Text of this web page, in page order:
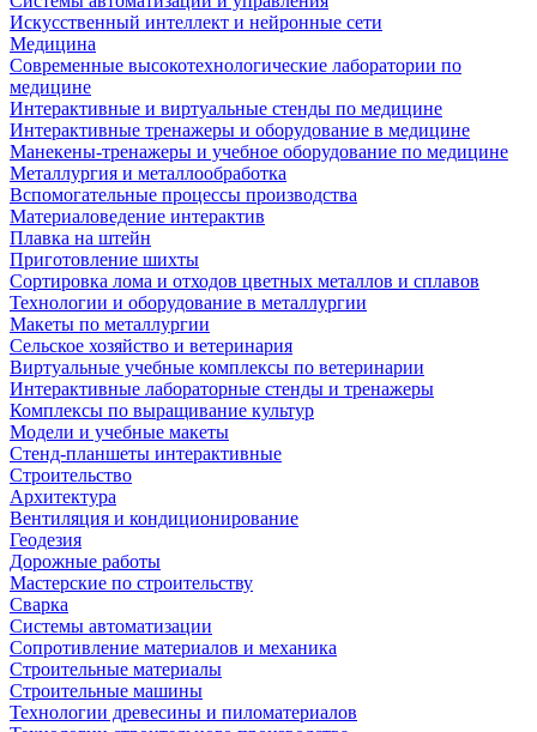
Искусственный интеллект и нейронные сети
Медицина
Современные высокотехнологические лаборатории по
медицине
Интерактивные и виртуальные стенды по медицине
Интерактивные тренажеры и оборудование в медицине
Манекены-тренажеры и учебное оборудование по медицине
Металлургия и металлообработка
Вспомогательные процессы производства
Материаловедение интерактив
Плавка на штейн
Приготовление шихты
Сортировка лома и отходов цветных металлов и сплавов
Технологии и оборудование в металлургии
Макеты по металлургии
Сельское хозяйство и ветеринария
Виртуальные учебные комплексы по ветеринарии
Интерактивные лабораторные стенды и тренажеры
Комплексы по выращивание культур
Модели и учебные макеты
Стенд-планшеты интерактивные
Строительство
Архитектура
Вентиляция и кондиционирование
Геодезия
Дорожные работы
Мастерские по строительству
Сварка
Системы автоматизации
Сопротивление материалов и механика
Строительные материалы
Строительные машины
Технологии древесины и пиломатериалов